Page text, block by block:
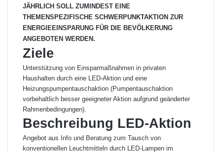
JÄHRLICH SOLL ZUMINDEST EINE
THEMENSPEZIFISCHE SCHWERPUNKTAKTION ZUR
ENERGIEEINSPARUNG FÜR DIE BEVÖLKERUNG
ANGEBOTEN WERDEN.
Ziele
Unterstützung von Einsparmaßnahmen in privaten
Haushalten durch eine LED-Aktion und eine
Heizungspumpentauschaktion (Pumpentauschaktion
vorbehaltlich besser geeigneter Aktion aufgrund geänderter
Rahmenbedingungen).
Beschreibung LED-Aktion
Angebot aus Info und Beratung zum Tausch von
konventionellen Leuchtmitteln durch LED-Lampen im